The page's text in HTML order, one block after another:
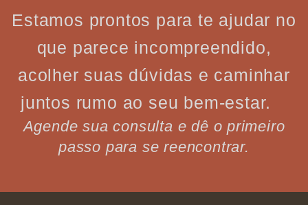
Estamos prontos para te ajudar no
que parece incompreendido,
acolher suas dúvidas e caminhar
juntos rumo ao seu bem-estar.
Agende sua consulta e dê o primeiro
passo para se reencontrar.